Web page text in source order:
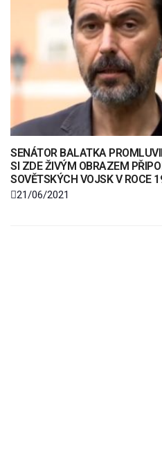
SENÁTOR BALATKA
SI ZDE ŽIVÝM OBRAZEM
SOVĚTSKÝCH VOJSK V ROCE
21/06/2021